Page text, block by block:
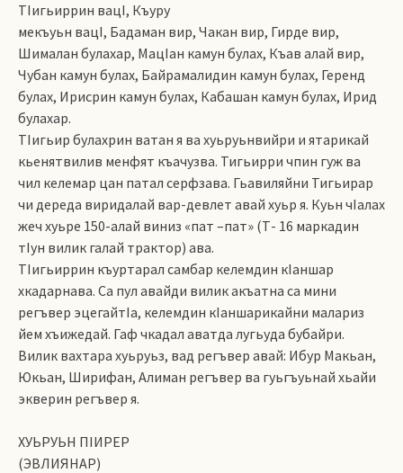
ТIигьиррин вацI, Къуру
мекъуьн вацI, Бадаман вир, Чакан вир, Гирде вир,
Шималан булахар, МацIан камун булах, Къав алай вир,
Чубан камун булах, Байрамалидин камун булах, Геренд
булах, Ирисрин камун булах, Кабашан камун булах, Ирид
булахар.
ТIигьир булахрин ватан я ва хуьруьнвийри и ятарикай
кьенятвилив менфят къачузва. Тигьирри чпин гуж ва
чил келемар цан патал серфзава. Гьавиляйни Тигьирар
чи дереда виридалай вар-девлет авай хуьр я. Куьн чIалах
жеч хуьре 150-алай виниз «пат –пат» (Т- 16 маркадин
тIун вилик галай трактор) ава.
ТIигьиррин къуртарал самбар келемдин кIаншар
хкадарнава. Са пул авайди вилик акъатна са мини
регъвер эцегайтIа, келемдин кIаншарикайни малариз
йем хъижедай. Гаф чкадал аватда лугьуда бубайри.
Вилик вахтара хуьруьз, вад регъвер авай: Ибур Макьан,
Юкьан, Ширифан, Алиман регъвер ва гуьгъуьнай хьайи
экверин регъвер я.
ХУЬРУЬН ПIИРЕР
(ЭВЛИЯНАР)